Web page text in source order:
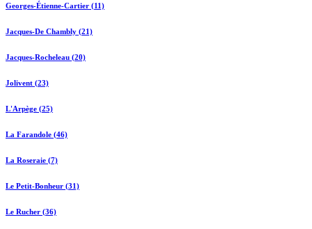
Georges-Étienne-Cartier (11)
Jacques-De Chambly (21)
Jacques-Rocheleau (20)
Jolivent (23)
L'Arpège (25)
La Farandole (46)
La Roseraie (7)
Le Petit-Bonheur (31)
Le Rucher (36)